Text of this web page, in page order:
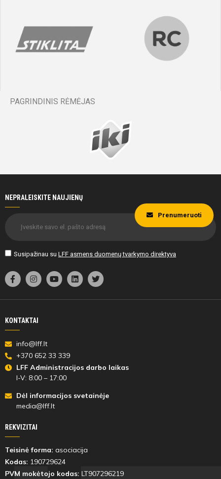
PAGRINDINIS RĖMĖJAS
NEPRALEISKITE NAUJIENŲ
Susipažinau su LFF asmens duomenų tvarkymo direktyva
Prenumeruoti
KONTAKTAI
info@lff.lt
+370 652 33 339
LFF Administracijos darbo laikas
I-V: 8:00 – 17:00
Dėl informacijos svetainėje
media@lff.lt
REKVIZITAI
Teisinė forma: asociacija
Kodas: 190729624
PVM mokėtojo kodas: LT907296219